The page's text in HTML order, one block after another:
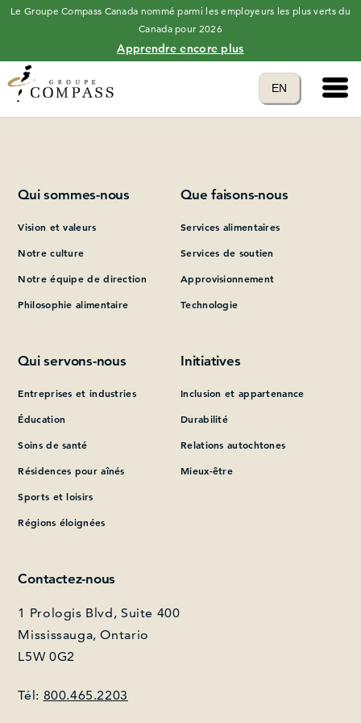
Le Groupe Compass Canada nommé parmi les employeurs les plus verts du
Canada pour 2026
Apprendre encore plus
Translate to
EN
language
Main
Please add at least one Page Builder section.
Qui sommes-nous
Vision et valeurs
Notre culture
Notre équipe de direction
Philosophie alimentaire
Que faisons-nous
Services alimentaires
Services de soutien
Approvisionnement
Technologie
Qui servons-nous
Entreprises et industries
Éducation
Soins de santé
Résidences pour aînés
Sports et loisirs
Régions éloignées
Initiatives
Inclusion et appartenance
Durabilité
Relations autochtones
Mieux-être
Contactez-nous
1 Prologis Blvd, Suite 400
Mississauga, Ontario
L5W 0G2
Tél: 800.465.2203
Que pouvons-nous vous aider à trouver?